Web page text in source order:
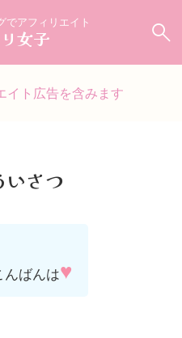
でアフィリエイト
女子
イト広告を含みます
さつ
んばんは♥